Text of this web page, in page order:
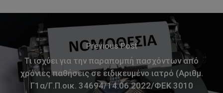
Previous Post
Τι ισχύει για την παραπομπή πασχόντων από
χρόνιες παθήσεις σε ειδικευμένο ιατρό (Αριθμ.
Γ1α/Γ.Π.οικ. 34694/14.06.2022/ΦΕΚ 3010